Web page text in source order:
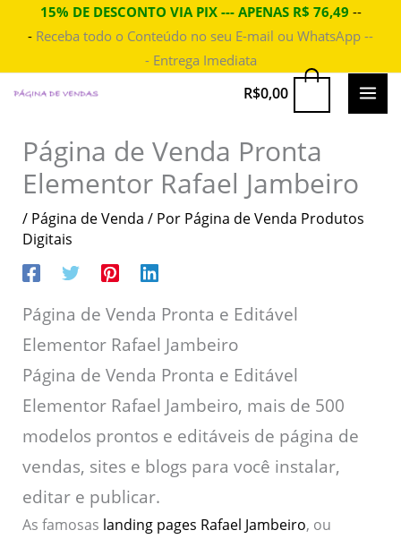
para
conteúdo
15% DE DESCONTO VIA PIX --- APENAS R$ 76,49 --
- Receba todo o Conteúdo no seu E-mail ou WhatsApp --
- Entrega Imediata
R$0,00
Página de Venda Pronta
Elementor Rafael Jambeiro
/ Página de Venda / Por Página de Venda Produtos
Digitais
Página de Venda Pronta e Editável
Elementor Rafael Jambeiro
Página de Venda Pronta e Editável
Elementor Rafael Jambeiro, mais de 500
modelos prontos e editáveis de página de
vendas, sites e blogs para você instalar,
editar e publicar.
As famosas landing pages Rafael Jambeiro, ou